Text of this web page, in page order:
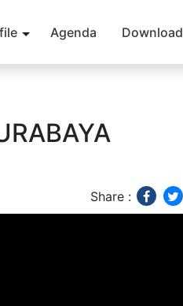
Agenda Download
Share :